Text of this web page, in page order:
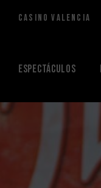
contenido
Casino Valencia
Espectáculos